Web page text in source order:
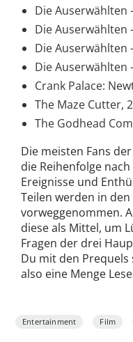
Die Auserwählten
Die Auserwählten
Die Auserwählten
Die Auserwählten
Crank Palace:
The Maze Cutter,
The Godhead
Die meisten Fans
die Reihenfolge
Ereignisse und
Teilen werden in
vorweggenommen.
diese als Mittel, um
Fragen der drei
Du mit den
also eine Menge
Entertainment Film